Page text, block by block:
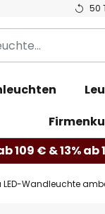
50
109 € & 13% ab
LED-Wandleuchte